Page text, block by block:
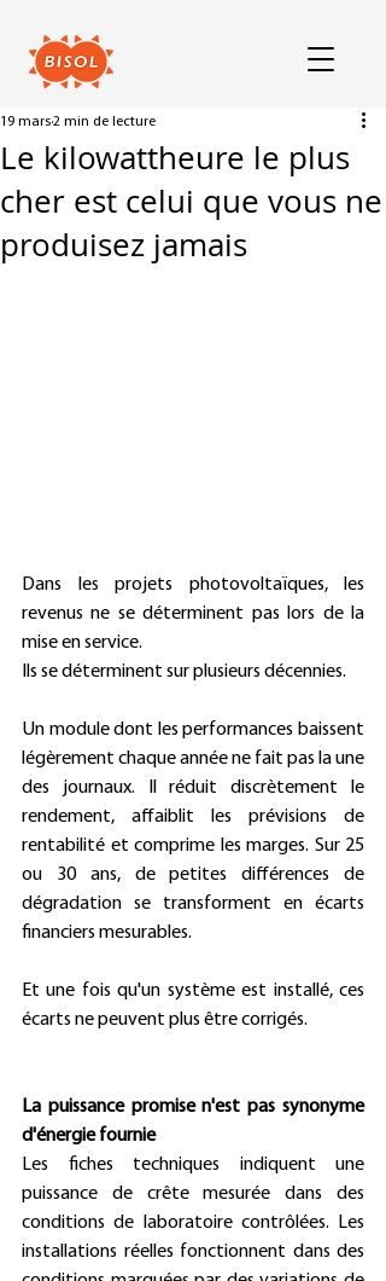
Le kilowattheure le plus
cher est celui que vous ne
produisez jamais
19 mars2 min de lecture
Dans les projets photovoltaïques, les
revenus ne se déterminent pas lors de la
mise en service.
Ils se déterminent sur plusieurs décennies.
Un module dont les performances baissent
légèrement chaque année ne fait pas la une
des journaux. Il réduit discrètement le
rendement, affaiblit les prévisions de
rentabilité et comprime les marges. Sur 25
ou 30 ans, de petites différences de
dégradation se transforment en écarts
financiers mesurables.
Et une fois qu'un système est installé, ces
écarts ne peuvent plus être corrigés.
La puissance promise n'est pas synonyme
d'énergie fournie
Les fiches techniques indiquent une
puissance de crête mesurée dans des
conditions de laboratoire contrôlées. Les
installations réelles fonctionnent dans des